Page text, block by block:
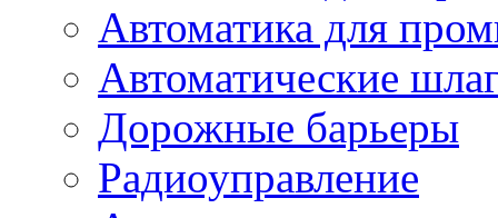
Автоматика для
Автоматические
Дорожные барьеры
Радиоуправление